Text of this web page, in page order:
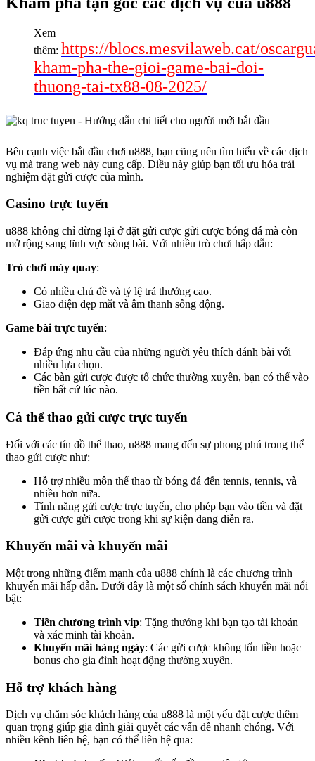
Xem
thêm: https://blocs.mesvilaweb.cat/
kham-pha-the-gioi-game-bai-doi-
thuong-tai-tx88-08-2025/
Bên cạnh việc bắt đầu chơi u888, bạn cũng nên tìm hiểu về các dịch
vụ mà trang web này cung cấp. Điều này giúp bạn tối ưu hóa trải
nghiệm đặt gửi cược của mình.
Casino trực tuyến
u888 không chỉ dừng lại ở đặt gửi cược gửi cược bóng đá mà còn
mở rộng sang lĩnh vực sòng bài. Với nhiều trò chơi hấp dẫn:
Trò chơi máy quay:
Có nhiều chủ đề và tỷ lệ trả thưởng cao.
Giao diện đẹp mắt và âm thanh sống động.
Game bài trực tuyến:
Đáp ứng nhu cầu của những người yêu thích đánh bài với
nhiều lựa chọn.
Các bàn gửi cược được tổ chức thường xuyên, bạn có thể vào
tiền bất cứ lúc nào.
Cá thể thao gửi cược trực tuyến
Đối với các tín đồ thể thao, u888 mang đến sự phong phú trong thể
thao gửi cược như:
Hỗ trợ nhiều môn thể thao từ bóng đá đến tennis, tennis, và
nhiều hơn nữa.
Tính năng gửi cược trực tuyến, cho phép bạn vào tiền và đặt
gửi cược gửi cược trong khi sự kiện đang diễn ra.
Khuyến mãi và khuyến mãi
Một trong những điểm mạnh của u888 chính là các chương trình
khuyến mãi hấp dẫn. Dưới đây là một số chính sách khuyến mãi nổi
bật:
Tiền chương trình vip: Tặng thưởng khi bạn tạo tài khoản
và xác minh tài khoản.
Khuyến mãi hàng ngày: Các gửi cược không tốn tiền hoặc
bonus cho gia đình hoạt động thường xuyên.
Hỗ trợ khách hàng
Dịch vụ chăm sóc khách hàng của u888 là một yếu đặt cược thêm
quan trọng giúp gia đình giải quyết các vấn đề nhanh chóng. Với
nhiều kênh liên hệ, bạn có thể liên hệ qua: